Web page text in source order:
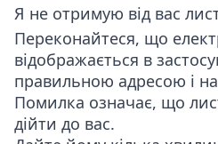
Я не отримую від вас
Переконайтеся, що
відображається в
правильною адресою і
Помилка означає, що
дійти до вас.